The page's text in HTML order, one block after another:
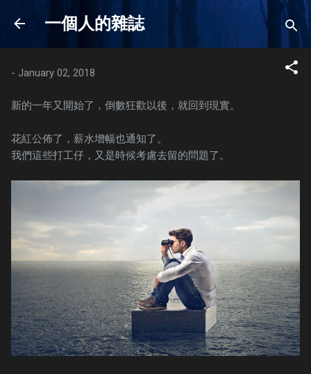
Skip to main content
一個人的雜誌
- January 02, 2018
新的一年又開始了，倒數狂歡以後，就回到現實。
花紅公佈了，薪水增幅也通知了。
我們這些打工仔，又是時候考慮去留的問題了。